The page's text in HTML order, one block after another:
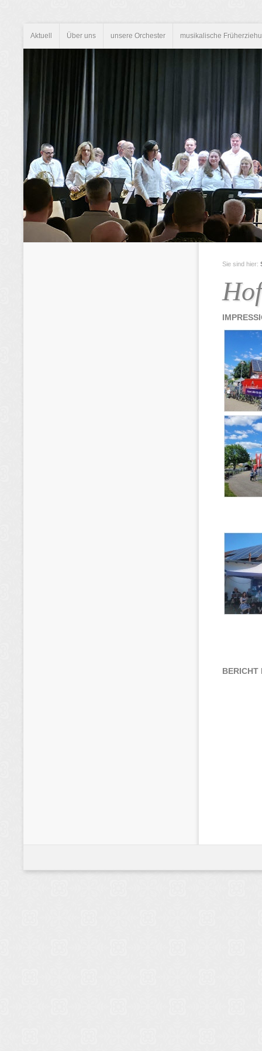
Aktuell Über uns unsere Orchester musikalische
Sie sind hier:
BERICHT